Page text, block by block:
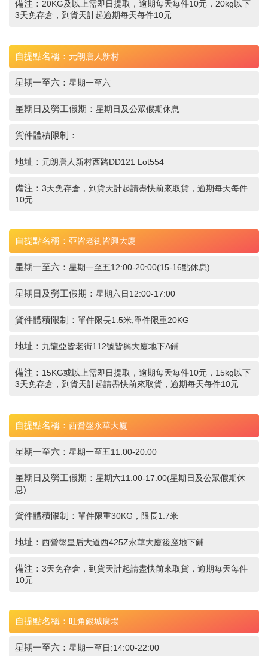
備注： 20KG及以上需即日提取，逾期每天每件10元，20kg以下
3天免存倉，到貨天計起逾期每天每件10元
自提點名稱： 元朗唐人新村
星期一至六： 星期一至六
星期日及勞工假期： 星期日及公眾假期休息
貨件體積限制：
地址： 元朗唐人新村西路DD121 Lot554
備注： 3天免存倉，到貨天計起請盡快前來取貨，逾期每天每件
10元
自提點名稱： 亞皆老街皆興大廈
星期一至六： 星期一至五12:00-20:00(15-16點休息)
星期日及勞工假期： 星期六日12:00-17:00
貨件體積限制： 單件限長1.5米,單件限重20KG
地址： 九龍亞皆老街112號皆興大廈地下A鋪
備注： 15KG或以上需即日提取，逾期每天每件10元，15kg以下
3天免存倉，到貨天計起請盡快前來取貨，逾期每天每件10元
自提點名稱： 西營盤永華大廈
星期一至六： 星期一至五11:00-20:00
星期日及勞工假期： 星期六11:00-17:00(星期日及公眾假期休
息)
貨件體積限制： 單件限重30KG，限長1.7米
地址： 西營盤皇后大道西425Z永華大廈後座地下鋪
備注： 3天免存倉，到貨天計起請盡快前來取貨，逾期每天每件
10元
自提點名稱： 旺角銀城廣場
星期一至六： 星期一至日:14:00-22:00